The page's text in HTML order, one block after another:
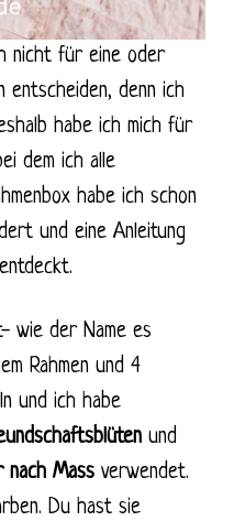
nicht für eine oder
entscheiden, denn ich
habe ich mich für
dem ich alle
habe ich schon
und eine Anleitung
wie der Name es
Rahmen und 4
und ich habe
und
nach Massverwendet.
Du hast sie